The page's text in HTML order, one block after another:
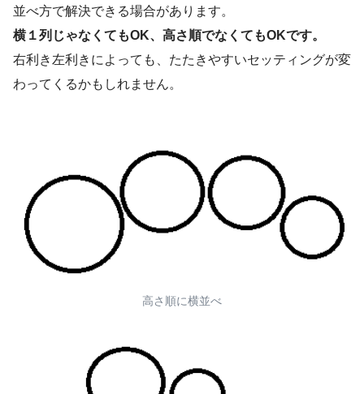
並べ方で解決できる場合があります。
横１列じゃなくてもOK、高さ順でなくてもOKです。
右利き左利きによっても、たたきやすいセッティングが変
わってくるかもしれません。
高さ順に横並べ